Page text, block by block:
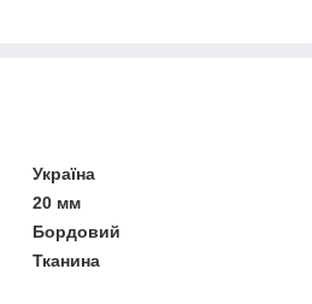
Україна
20 мм
Бордовий
Тканина